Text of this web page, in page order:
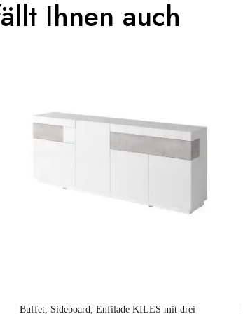
Ihnen auch
Buffet, Sideboard, Enfilade KILES mit drei